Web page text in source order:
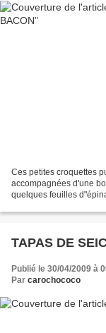
Ces petites croquettes
accompagnées d'une
quelques feuilles
TAPAS DE
Publié le 30/04/2009 à
Par carochococo